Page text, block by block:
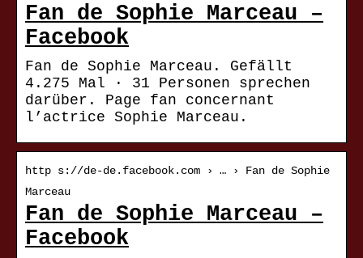
Fan de Sophie Marceau –
Facebook
Fan de Sophie Marceau. Gefällt
4.275 Mal · 31 Personen sprechen
darüber. Page fan concernant
l’actrice Sophie Marceau.
http s://de-de.facebook.com › … › Fan de Sophie
Marceau
Fan de Sophie Marceau –
Facebook